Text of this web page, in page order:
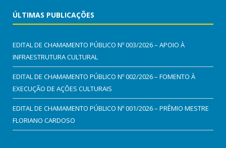
ÚLTIMAS PUBLICAÇÕES
EDITAL DE CHAMAMENTO PÚBLICO Nº 003/2026 – APOIO À
INFRAESTRUTURA CULTURAL
EDITAL DE CHAMAMENTO PÚBLICO Nº 002/2026 – FOMENTO À
EXECUÇÃO DE AÇÕES CULTURAIS
EDITAL DE CHAMAMENTO PÚBLICO Nº 001/2026 – PRÊMIO MESTRE
FLORIANO CARDOSO